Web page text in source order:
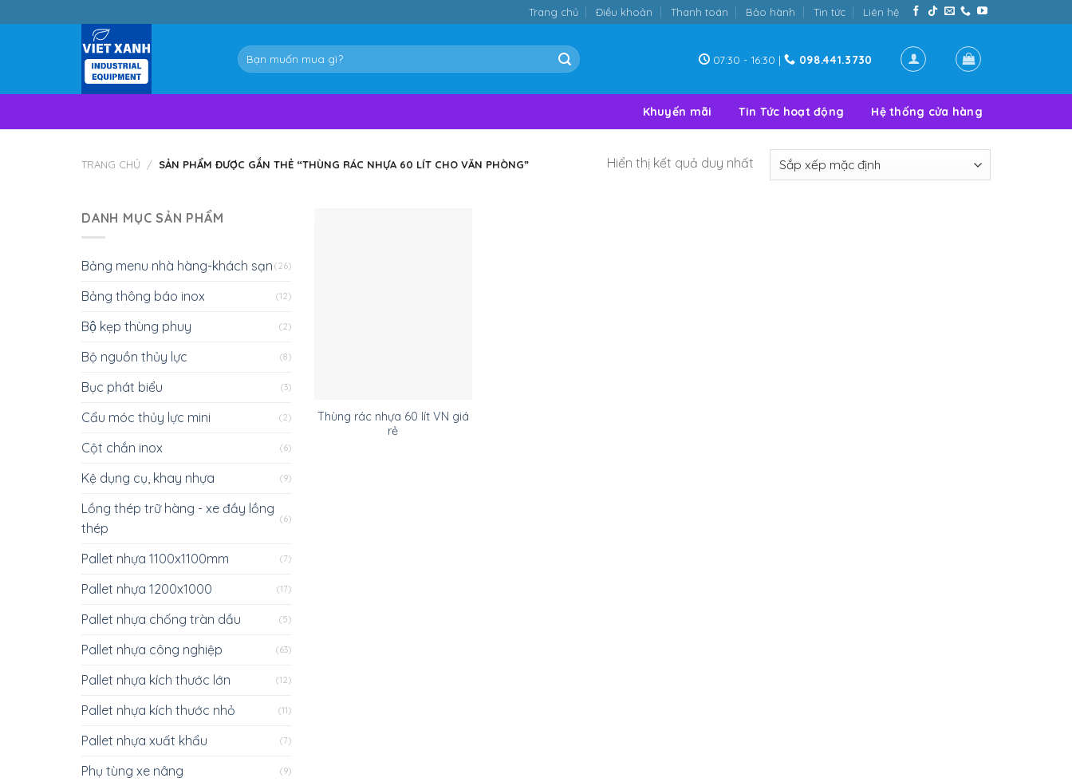
to
Trang chủ Điều khoản Thanh toán Bảo hành Tin tức Liên hệ
Tìm
kiếm:
07:30 - 16:30 | 098.441.3730
Khuyến mãi Tin Tức hoạt động Hệ thống cửa hàng
TRANG CHỦ / SẢN PHẨM ĐƯỢC GẮN THẺ “THÙNG RÁC NHỰA 60 LÍT CHO VĂN PHÒNG” Hiển thị kết quả duy nhất
DANH MỤC SẢN PHẨM
Bảng menu nhà hàng-khách sạn (26)
Bảng thông báo inox (12)
Bộ kẹp thùng phuy (2)
Bộ nguồn thủy lực (8)
Bục phát biểu (3)
Cẩu móc thủy lực mini (2)
Cột chắn inox (6)
Kệ dụng cụ, khay nhựa (9)
Lồng thép trữ hàng - xe đầy lồng
thép
(6)
Pallet nhựa 1100x1100mm (7)
Pallet nhựa 1200x1000 (17)
Pallet nhựa chống tràn dầu (5)
Pallet nhựa công nghiệp (63)
Pallet nhựa kích thước lớn (12)
Pallet nhựa kích thước nhỏ (11)
Pallet nhựa xuất khẩu (7)
Phụ tùng xe nâng (9)
Thùng rác nhựa 60 lít VN giá
rẻ